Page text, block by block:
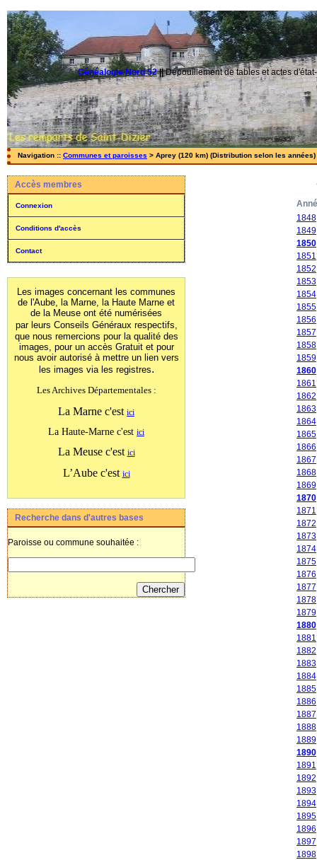
Généalogie Nord 52||Dépouillement de tables et actes
Navigation :: Communes et paroisses > Aprey (120 km) (Distribution selon les années)
Accès membres
Connexion
Conditions d'accès
Contact
Les images concernant les communes
de l'Aube, la Marne, la Haute Marne et
de la Meuse ont été numérisées
par leurs Conseils Généraux respectifs,
que nous remercions pour la qualité des
images, pour un accès Gratuit et pour
nous avoir autorisé à mettre un lien vers
les images via les registres.
Les Archives Départementales :
La Marne c'est ici
La Haute-Marne c'est ici
La Meuse c'est ici
L’Aube c'est ici
Recherche dans d'autres bases
Paroisse ou commune souhaitée :
1848
1849
1850
1851
1852
1853
1854
1855
1856
1857
1858
1859
1860
1861
1862
1863
1864
1865
1866
1867
1868
1869
1870
1871
1872
1873
1874
1875
1876
1877
1878
1879
1880
1881
1882
1883
1884
1885
1886
1887
1888
1889
1890
1891
1892
1893
1894
1895
1896
1897
1898